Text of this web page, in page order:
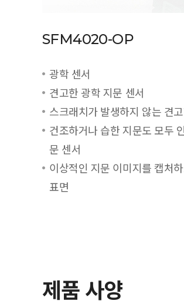
SFM4020-OP
광학 센서
견고한 광학 지문 센서
스크래치가 발생하지 않는 견
건조하거나 습한 지문도 모두
문 센서
이상적인 지문 이미지를 캡처
표면
제품 사양